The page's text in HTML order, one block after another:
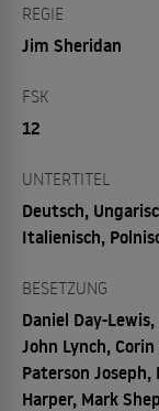
REGIE
Jim Sheridan
FSK
12
UNTERTITEL
Deutsch,
Italienisch,
BESETZUNG
Daniel Day-
John Lynch,
Paterson Joseph,
Harper, Mark